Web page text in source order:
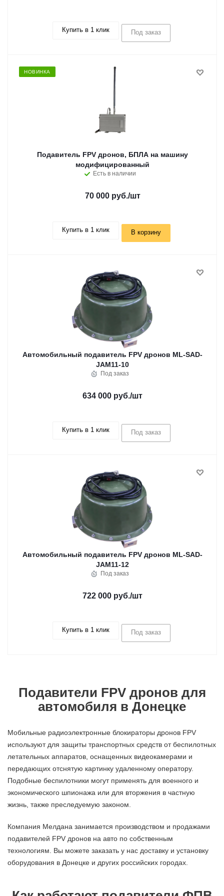
Купить в 1 клик Под заказ
НОВИНКА
Подавитель FPV дронов, БПЛА на машину
модифицированный
Есть в наличии
70 000 руб./шт
Купить в 1 клик В корзину
Автомобильный подавитель FPV дронов ML-SAD-
JAM11-10
Под заказ
634 000 руб./шт
Купить в 1 клик Под заказ
Автомобильный подавитель FPV дронов ML-SAD-
JAM11-12
Под заказ
722 000 руб./шт
Купить в 1 клик Под заказ
Подавители FPV дронов для
автомобиля в Донецке
Мобильные радиоэлектронные блокираторы дронов FPV
используют для защиты транспортных средств от беспилотных
летательных аппаратов, оснащенных видеокамерами и
передающих отснятую картинку удаленному оператору.
Подобные беспилотники могут применять для военного и
экономического шпионажа или для вторжения в частную
жизнь, также преследуемую законом.
Компания Мелдана занимается производством и продажами
подавителей FPV дронов на авто по собственным
технологиям. Вы можете заказать у нас доставку и установку
оборудования в Донецке и других российских городах.